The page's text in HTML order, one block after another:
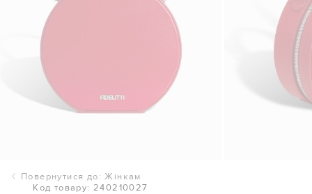
Повернутися до: Жінкам
Код товару: 240210027